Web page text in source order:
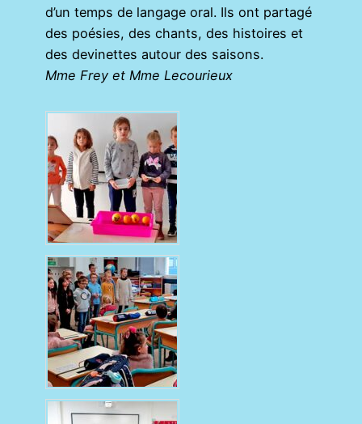
d’un temps de langage oral. Ils ont partagé
des poésies, des chants, des histoires et
des devinettes autour des saisons.
Mme Frey et Mme Lecourieux